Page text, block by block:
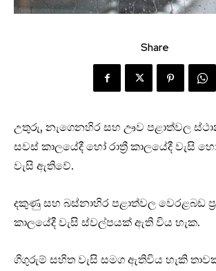
Share
උතුරු, නැගෙනහිර සහ ඌව පළාත්වල
සවස් කාලයේදී හෝ රාත්‍රී කාලයේදී වැසි
වැසි ඇතිවේ.
දකුණු සහ බස්නාහිර පළාත්වල වෙරළබඩ
කාලයේදී වැසි ස්වල්පයක් ඇති විය හැක.
ගිගුරුම් සහිත වැසි සමග ඇතිවිය හැකි